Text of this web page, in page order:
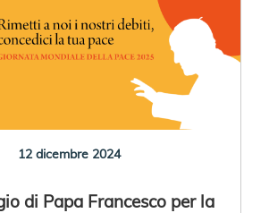
12 dicembre 2024
di Papa Francesco per la